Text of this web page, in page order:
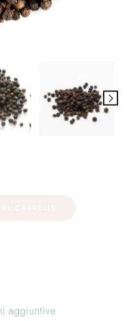
aggiuntive